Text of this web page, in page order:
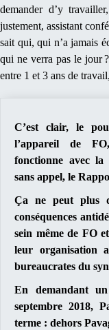
demander d’y
justement, assistant
sait qui, qui n’a jamais
qui ne verra pas le jour
entre 1 et 3 ans de
C’est clair, le
l’appareil de
fonctionne avec
sans appel, le
Ça ne peut plus
conséquences
sein même de FO
leur organisation
bureaucrates du
En demandant
septembre 2018,
terme : dehors